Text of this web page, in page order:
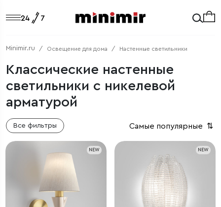
Minimir.ru Освещение для дома Настенные светильники
Классические настенные
светильники с никелевой
арматурой
Все фильтры Самые популярные ⇅
NEW NEW